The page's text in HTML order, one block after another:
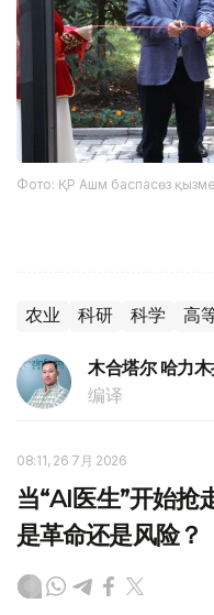
Фото: ҚР Ашм баспасөз
农业 科研 科学 高
木合塔尔 哈力
编译
08:11, 26 7月 2026
当“AI医生”开始抢
是革命还是风险？